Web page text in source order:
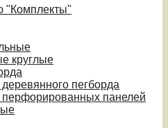
"Комплекты"
круглые
пегборда
перфорированных панелей